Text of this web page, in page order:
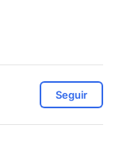
Seguir